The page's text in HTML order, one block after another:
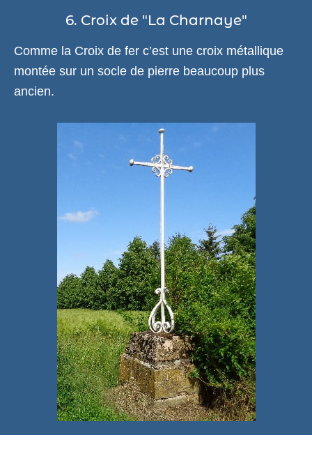
6. Croix de "La Charnaye"
Comme la Croix de fer c’est une croix métallique
montée sur un socle de pierre beaucoup plus
ancien.